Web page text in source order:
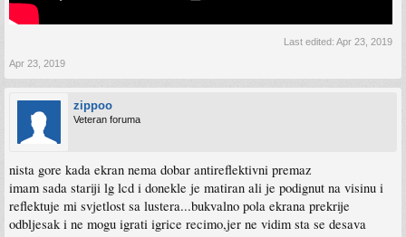
Last edited: Apr 23, 2019
Apr 23, 2019
zippoo
Veteran foruma
nista gore kada ekran nema dobar antireflektivni premaz
imam sada stariji lg lcd i donekle je matiran ali je podignut na visinu i
reflektuje mi svjetlost sa lustera...bukvalno pola ekrana prekrije
odbljesak i ne mogu igrati igrice recimo,jer ne vidim sta se desava